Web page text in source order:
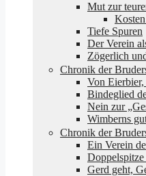
Mut zur
Tiefe Spuren
Der Verein
Zögerlich
Chronik der
Von
Bindeglied
Nein zur
Wimberns
Chronik der
Ein Verein
Gerd geht,